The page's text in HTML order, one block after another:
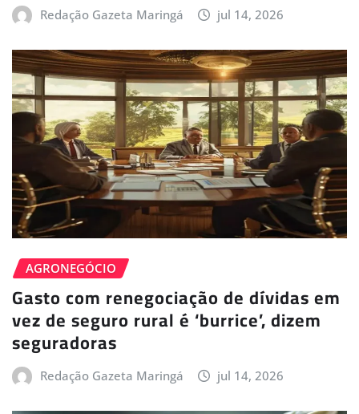
Redação Gazeta Maringá jul 14, 2026
AGRONEGÓCIO
Gasto com renegociação de dívidas em
vez de seguro rural é ‘burrice’, dizem
seguradoras
Redação Gazeta Maringá jul 14, 2026